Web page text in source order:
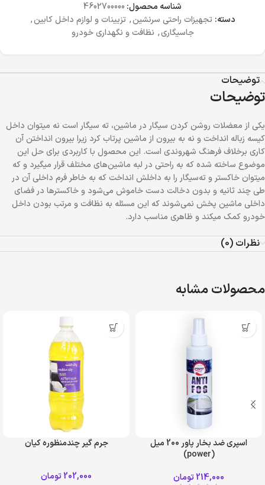
شناسه محصول: 4602700000
دسته: تجهیزات راحتی سرنشین, تزیینات و لوازم داخل کابین,
جاسیگاری, نظافت و نگهداری خودرو
توضیحات
توضیحات
یکی از معضلات روشن کردن سیگار در ماشین، ته سیگار است نه میتوان داخل
کیسه زباله انداخت و نه به بیرون از ماشین پرتاب کرد زیرا بیرون انداختن آن
کاری برخلاف فرهنگ شهروندی است. این محصول با کاربردی برای حل این
موضوع ساخته شده که به راحتی در لبه ماشین‌های مختلف قرار میگیرد و که
میتوان خاکستر و ته‌سیگار را به داخلش انداخت که به خاطر فرم داخلی آن در
طی چند ثانیه و بدون دخالت دست خاموش می‌شود و خاکسترها در فضای
داخلی ماشین پخش نمی‌شوند که این مسئله به نظافت و مرتب بودن داخل
خودرو کمک میکند و ظاهری مناسب دارد.
نظرات (0)
محصولات مشابه
اسپری ضد بخار پاور 200 میل
(power)
214,000تومان
جرم گیر چندمنظوره کیان
202,000تومان